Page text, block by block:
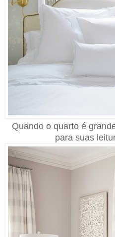
Quando o quarto é
para suas